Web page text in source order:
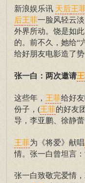
新浪娱乐讯 天后王
后王菲一脸风轻云
外界所动。饶是如此
的。前不久，她给“
给好朋友电影造了
张一白：两次邀请
这些年， 王菲给好
份子，(王菲的好友
导，李亚鹏、徐静
王菲为《将爱》献唱
情。张一白曾坦言
张一白致敬完爱情